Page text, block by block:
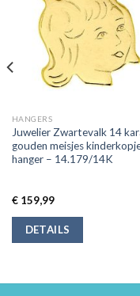
HANGERS
Juwelier Zwartevalk 14
gouden meisjes
hanger – 14.179/14K
€159,99
DETAILS